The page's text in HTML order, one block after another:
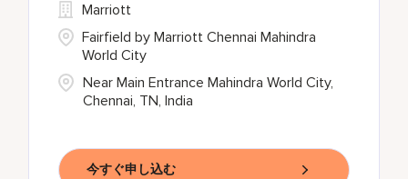
Near Main Entrance Mahindra World City,
Chennai, TN, India
Marriott
Fairfield by Marriott Chennai Mahindra
World City
今すぐ申し込む